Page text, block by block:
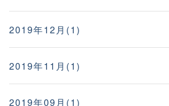
2019年12月(1)
2019年11月(1)
2019年09月(1)